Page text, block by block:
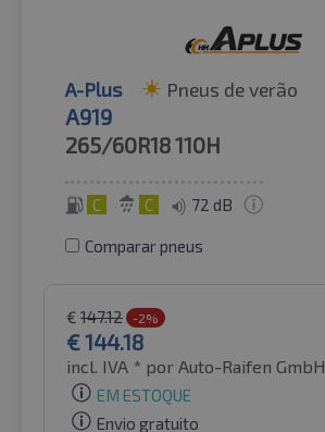
A-Plus Pneus de verão
A919
265/60R18110H
C C 72 dB
Comparar pneus
€ 147.12 -2%
€144.18
incl. IVA * por Auto-Raifen GmbH
EM ESTOQUE
Envio gratuito